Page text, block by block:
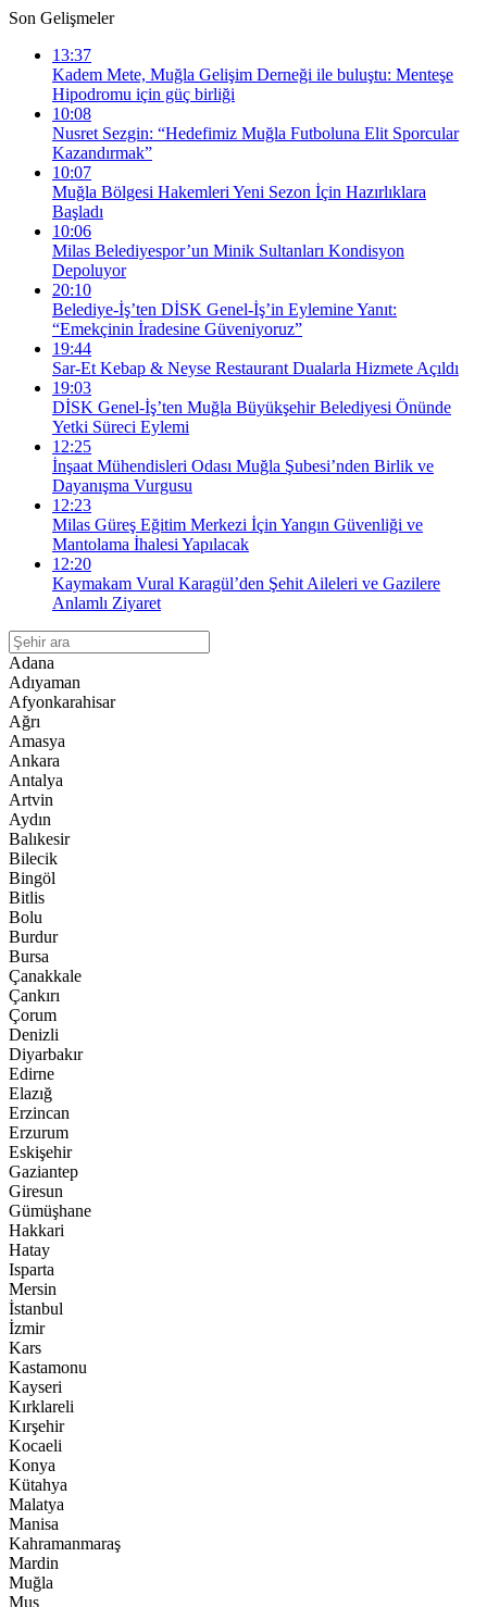
Son Gelişmeler
13:37
Kadem Mete, Muğla Gelişim Derneği ile buluştu: Menteşe
Hipodromu için güç birliği
10:08
Nusret Sezgin: “Hedefimiz Muğla Futboluna Elit Sporcular
Kazandırmak”
10:07
Muğla Bölgesi Hakemleri Yeni Sezon İçin Hazırlıklara
Başladı
10:06
Milas Belediyespor’un Minik Sultanları Kondisyon
Depoluyor
20:10
Belediye-İş’ten DİSK Genel-İş’in Eylemine Yanıt:
“Emekçinin İradesine Güveniyoruz”
19:44
Sar-Et Kebap & Neyse Restaurant Dualarla Hizmete Açıldı
19:03
DİSK Genel-İş’ten Muğla Büyükşehir Belediyesi Önünde
Yetki Süreci Eylemi
12:25
İnşaat Mühendisleri Odası Muğla Şubesi’nden Birlik ve
Dayanışma Vurgusu
12:23
Milas Güreş Eğitim Merkezi İçin Yangın Güvenliği ve
Mantolama İhalesi Yapılacak
12:20
Kaymakam Vural Karagül’den Şehit Aileleri ve Gazilere
Anlamlı Ziyaret
Adana
Adıyaman
Afyonkarahisar
Ağrı
Amasya
Ankara
Antalya
Artvin
Aydın
Balıkesir
Bilecik
Bingöl
Bitlis
Bolu
Burdur
Bursa
Çanakkale
Çankırı
Çorum
Denizli
Diyarbakır
Edirne
Elazığ
Erzincan
Erzurum
Eskişehir
Gaziantep
Giresun
Gümüşhane
Hakkari
Hatay
Isparta
Mersin
İstanbul
İzmir
Kars
Kastamonu
Kayseri
Kırklareli
Kırşehir
Kocaeli
Konya
Kütahya
Malatya
Manisa
Kahramanmaraş
Mardin
Muğla
Muş